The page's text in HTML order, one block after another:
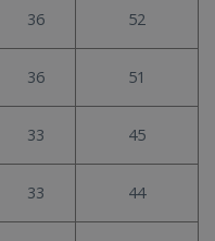
36 52
36 51
33 45
33 44